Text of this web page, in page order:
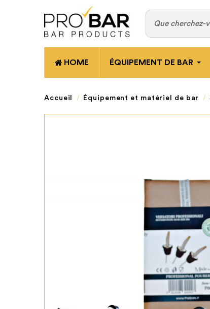
HOME ÉQUIPEMENT DE BAR
Accueil Équipement et matériel de bar